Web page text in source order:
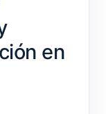
en